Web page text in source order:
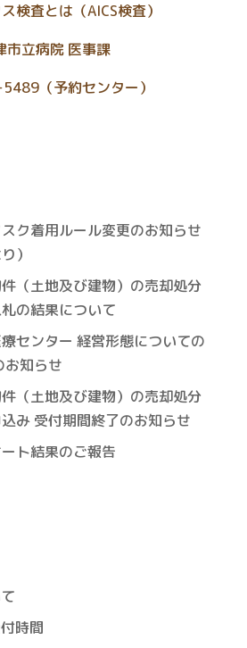
検査とは（AICS検査）
市立病院 医事課
（予約センター）
ク着用ルール変更のお知らせ
）
（土地及び建物）の売却処分
の結果について
センター 経営形態についての
お知らせ
（土地及び建物）の売却処分
み 受付期間終了のお知らせ
ト結果のご報告
時間